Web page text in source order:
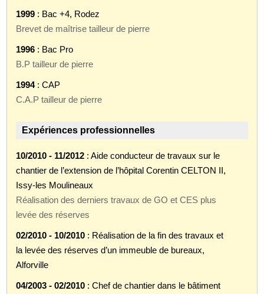
1999 : Bac +4, Rodez
Brevet de maîtrise tailleur de pierre
1996 : Bac Pro
B.P tailleur de pierre
1994: CAP
C.A.P tailleur de pierre
Expériences professionnelles
10/2010 - 11/2012 : Aide conducteur de travaux sur le
chantier de l’extension de l’hôpital Corentin CELTON II,
Issy-les Moulineaux
Réalisation des derniers travaux de GO et CES plus
levée des réserves
02/2010 - 10/2010 : Réalisation de la fin des travaux et
la levée des réserves d’un immeuble de bureaux,
Alforville
04/2003 - 02/2010 : Chef de chantier dans le bâtiment